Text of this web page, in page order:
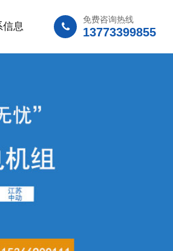
免费咨询热线
13773399855
信息